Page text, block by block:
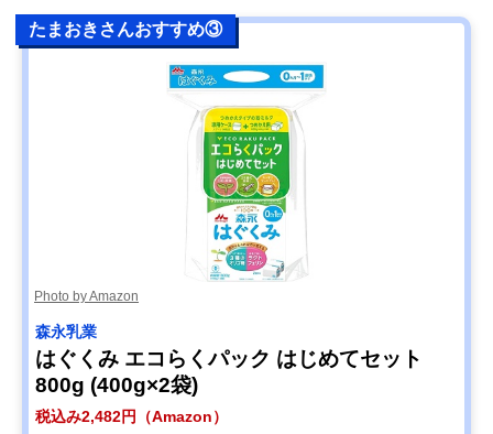
たまおきさんおすすめ③
Photo by Amazon
森永乳業
はぐくみ エコらくパック はじめてセット
800g (400g×2袋)
税込み2,482円（Amazon）